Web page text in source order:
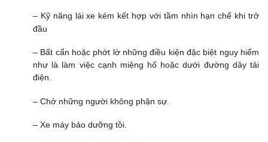
– Kỹ năng lái xe kém kết hợp với tầm nhìn hạn chế khi trở
đầu
– Bất cẩn hoặc phớt lờ những điều kiện đặc biệt nguy hiểm
như là làm việc cạnh miệng hố hoặc dưới đường dây tải
điện.
– Chở những người không phận sự.
– Xe máy bảo dưỡng tồi.